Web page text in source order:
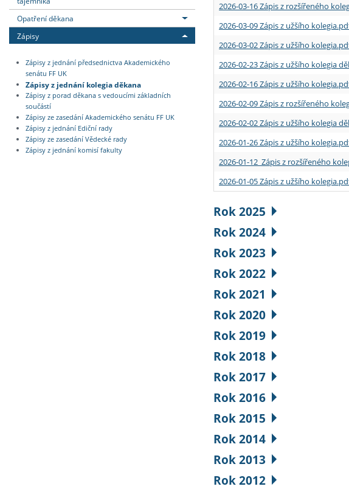
Opatření děkana
Zápisy
Zápisy z jednání předsednictva Akademického
senátu FF UK
Zápisy z jednání kolegia děkana
Zápisy z porad děkana s vedoucími základních
součástí
Zápisy ze zasedání Akademického senátu FF UK
Zápisy z jednání Ediční rady
Zápisy ze zasedání Vědecké rady
Zápisy z jednání komisí fakulty
2026-03-16 Zápis z rozšířeného
2026-03-09 Zápis z užšího
2026-03-02 Zápis z užšího
2026-02-23 Zápis z užšího kolegia
2026-02-16 Zápis z užšího
2026-02-09 Zápis z rozšířeného
2026-02-02 Zápis z užšího kolegia
2026-01-26 Zápis z užšího
2026-01-12 Zápis z rozšířeného
2026-01-05 Zápis z užšího
Rok 2025
Rok 2024
Rok 2023
Rok 2022
Rok 2021
Rok 2020
Rok 2019
Rok 2018
Rok 2017
Rok 2016
Rok 2015
Rok 2014
Rok 2013
Rok 2012